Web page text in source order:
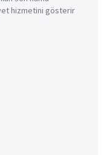
hizmetini gösterir